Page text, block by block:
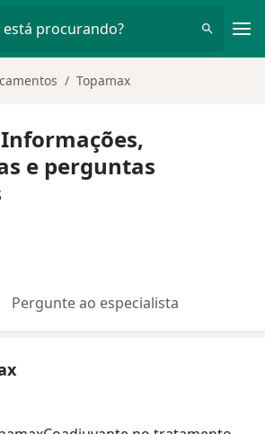
está procurando?
Topamax
e perguntas
Pergunte ao especialista